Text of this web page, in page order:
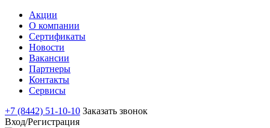
Акции
О компании
Сертификаты
Новости
Вакансии
Партнеры
Контакты
Сервисы
+7 (8442) 51-10-10 Заказать звонок
Вход/Регистрация